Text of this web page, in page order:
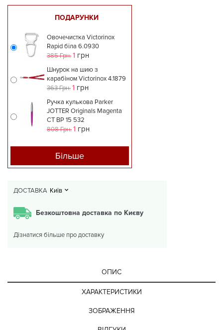
ПОДАРУНКИ
Овочечистка Victorinox
Rapid біла 6.0930
385 Грн.1 грн
Шнурок на шию з
карабіном Victorinox 4.1879
363 Грн.1 грн
Ручка кулькова Parker
JOTTER Originals Magenta
CT BP 15 532
808 Грн.1 грн
Більше
ДОСТАВКА Київ
Безкоштовна доставка по Києву
Дізнатися більше про доставку
ОПИС
ХАРАКТЕРИСТИКИ
ЗОБРАЖЕННЯ